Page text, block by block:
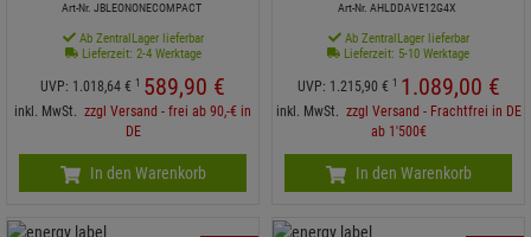
Art-Nr. JBLEONONECOMPACT
Ab ZentralLager lieferbar
Lieferzeit: 2-4 Werktage
UVP: 1.018,64 € 1 589,90 €
inkl. MwSt. zzgl Versand - frei ab 90,-€ in
DE
In den Warenkorb
Art-Nr. AHLDDAVE12G4X
Ab ZentralLager lieferbar
Lieferzeit: 5-10 Werktage
UVP: 1.215,90 € 1 1.089,00 €
inkl. MwSt. zzgl Versand - Frachtfrei in DE
ab 1'500€
In den Warenkorb